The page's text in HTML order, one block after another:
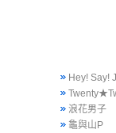
Hey! Say!
浪花男子
龜與山P